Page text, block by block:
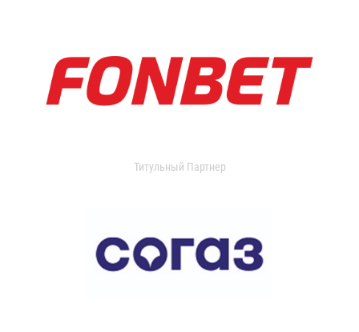
Титульный Партнер